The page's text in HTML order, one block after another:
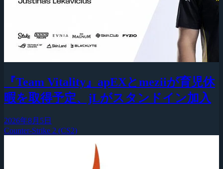
『Team Vitality』apEXとmeziiが育児休
暇を取得予定、jLがスタンドイン加入
2026年8月5日
Counter-Strike 2 (CS2)